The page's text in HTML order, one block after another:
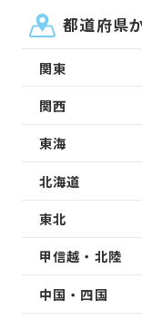
都道府県
関東
関西
東海
北海道
東北
甲信越・北陸
中国・四国